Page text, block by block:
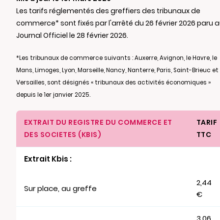
Les tarifs réglementés des greffiers des tribunaux de
commerce* sont fixés par l'arrêté du 26 février 2026 paru
Journal Officiel le 28 février 2026.
*Les tribunaux de commerce suivants : Auxerre, Avignon, le Havre, le
Mans, Limoges, Lyon, Marseille, Nancy, Nanterre, Paris, Saint-Brieuc et
Versailles, sont désignés « tribunaux des activités économiques »
depuis le 1er janvier 2025.
EXTRAIT DU REGISTRE DU COMMERCE ET
DES SOCIETES (KBIS)
TARIF
TTC
Extrait Kbis :
Sur place, au greffe
2,44
€